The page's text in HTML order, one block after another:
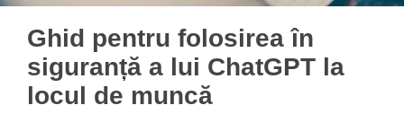
Ghid pentru folosirea în
siguranță a lui ChatGPT la
locul de muncă